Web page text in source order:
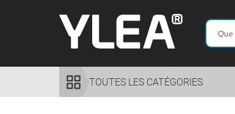
TOUTES LES CATÉGORIES